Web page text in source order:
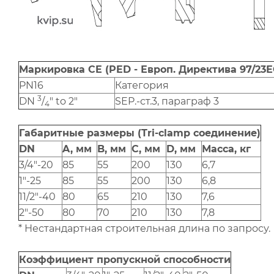
Маркировка CE (PED - Европ. Директива 97/
PN16
Категория
DN 3/4" to 2" SEP.-ст.3, параграф 3
Габаритные размеры (Tri-clamp соединение)
DN
A, мм B, мм C, мм D, мм
Масса, кг
3/4"-20
85 55 200 130
6,7
1"-25
85 55 200 130
6,8
11/2"-40
80 65 210 130
7,6
2"-50
80 70 210 130
7,8
* Нестандартная строительная длина по запросу.
Коэффициент пропускной способности